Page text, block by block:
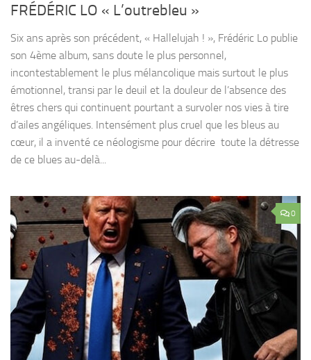
FRÉDÉRIC LO « L’outrebleu »
Six ans après son précédent, « Hallelujah ! », Frédéric Lo publie
son 4ème album, sans doute le plus personnel,
incontestablement le plus mélancolique mais surtout le plus
émotionnel, transi par le deuil et la douleur de l’absence des
êtres chers qui continuent pourtant a survoler nos vies à tire
d’ailes angéliques. Intensément plus cruel que les bleus au
cœur, il a inventé ce néologisme pour décrire toute la détresse
de ce blues au-delà...
0